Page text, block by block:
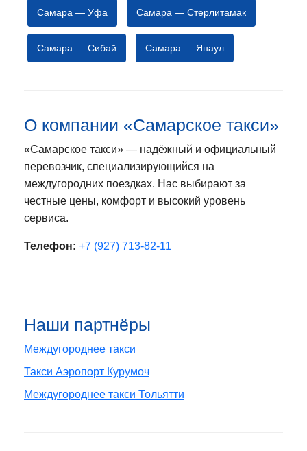
Самара — Уфа Самара — Стерлитамак
Самара — Сибай Самара — Янаул
О компании «Самарское такси»
«Самарское такси» — надёжный и официальный
перевозчик, специализирующийся на
междугородних поездках. Нас выбирают за
честные цены, комфорт и высокий уровень
сервиса.
Телефон: +7 (927) 713-82-11
Наши партнёры
Междугороднее такси
Такси Аэропорт Курумоч
Междугороднее такси Тольятти